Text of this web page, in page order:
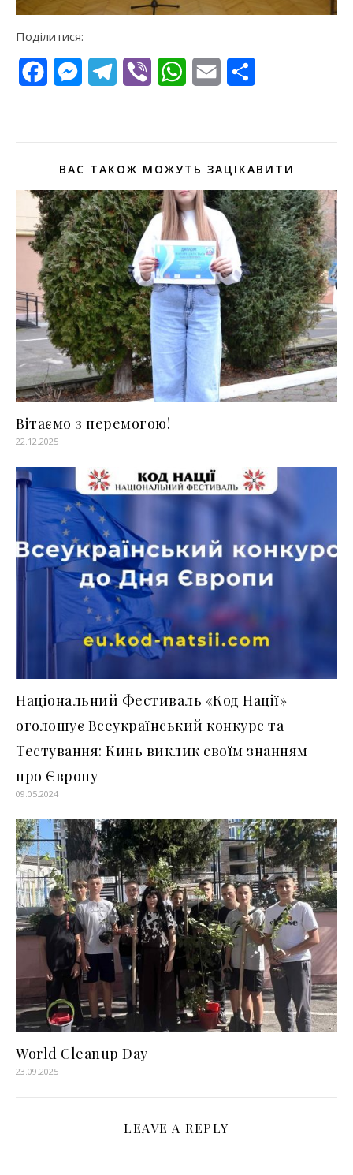
Поділитися:
FacebookMessengerTelegram
Viber WhatsApp
Email
ВАС ТАКОЖ МОЖУТЬ ЗАЦІКАВИТИ
Вітаємо з перемогою!
22.12.2025
Національний Фестиваль «Код Нації»
оголошує Всеукраїнський конкурс та
Тестування: Кинь виклик своїм знанням
про Європу
09.05.2024
World Cleanup Daу
23.09.2025
LEAVE A REPLY